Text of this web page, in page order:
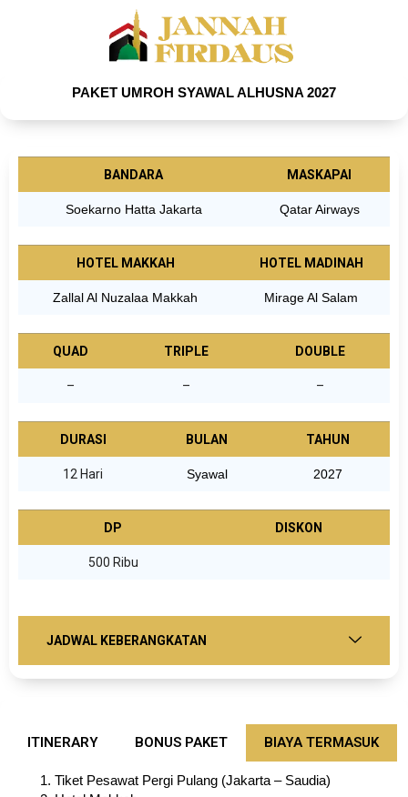
PAKET UMROH SYAWAL ALHUSNA 2027
BANDARA MASKAPAI
Soekarno Hatta Jakarta Qatar Airways
HOTEL MAKKAH HOTEL MADINAH
Zallal Al Nuzalaa Makkah Mirage Al Salam
QUAD TRIPLE DOUBLE
– – –
DURASI BULAN TAHUN
12 Hari Syawal 2027
DP DISKON
500 Ribu
JADWAL KEBERANGKATAN
ITINERARY BONUS PAKET BIAYA TERMASUK
Tiket Pesawat Pergi Pulang (Jakarta – Saudia)